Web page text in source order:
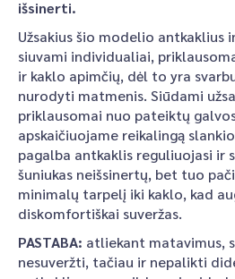
išsinerti.
Užsakius šio modelio antkaklius
siuvami individualiai,
ir kaklo apimčių, dėl to yra
nurodyti matmenis. Siūdami
priklausomai nuo pateiktų
apskaičiuojame reikalingą
pagalba antkaklis reguliuojasi ir
šuniukas neišsinertų, bet tuo
minimalų tarpelį iki kaklo, kad
diskomfortiškai suveržas.
PASTABA: atliekant matavimus,
nesuveržti, tačiau ir nepalikti